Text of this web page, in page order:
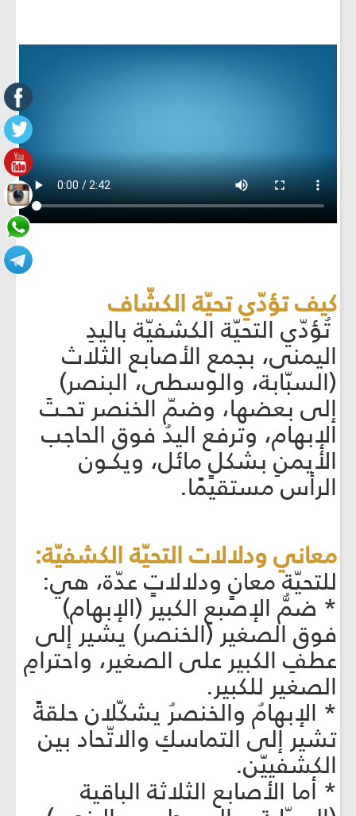
كيف تؤدّي تحيّة الكشّاف
تُؤدّي التحيّة الكشفيّة باليدِ
اليمنى، بجمع الأصابع الثلاث
(السبّابة، والوسطى، البنصر)
إلى بعضها، وضمّ الخنصر تحـتَ
الإبهام، وترفع اليدُ فوق الحاجب
الأيمنِ بشكلٍ مائل، ويكـون
الرأس مستقيمًا.
معاني ودلالات التحيّة الكشفيّة:
للتحيّة معانٍ ودلالاتٍ عدّة، هي:
* ضمُّ الإصبع الكبير (الإبهام)
فوق الصغير (الخنصر) يشير إلى
عطفِ الكبير على الصغير، واحترامِ
الصغير للكبير.
* الإبهامُ والخنصرُ يشكّلان حلقةً
تشير إلى التماسكِ والاتّحاد بين
الكشفييّن.
* أما الأصابع الثلاثة الباقية